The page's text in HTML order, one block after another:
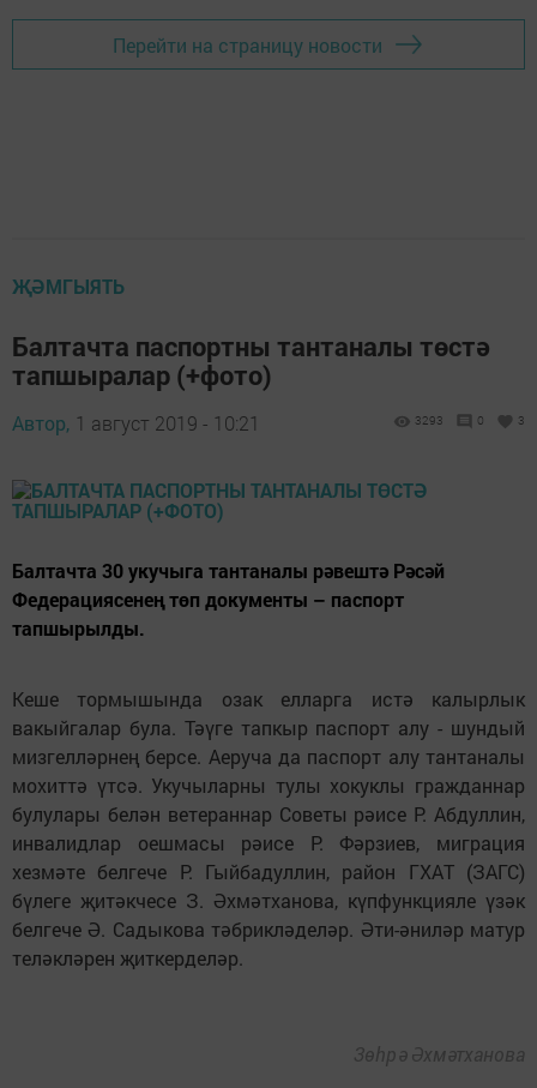
Перейти на страницу новости
ҖӘМГЫЯТЬ
Балтачта паспортны тантаналы төстә
тапшыралар (+фото)
Автор, 1 август 2019 - 10:21 3293 0 3
Балтачта 30 укучыга тантаналы рәвештә Рәсәй
Федерациясенең төп документы – паспорт
тапшырылды.
Кеше тормышында озак елларга истә калырлык
вакыйгалар була. Тәүге тапкыр паспорт алу - шундый
мизгелләрнең берсе. Аеруча да паспорт алу тантаналы
мохиттә үтсә. Укучыларны тулы хокуклы гражданнар
булулары белән ветераннар Советы рәисе Р. Абдуллин,
инвалидлар оешмасы рәисе Р. Фәрзиев, миграция
хезмәте белгече Р. Гыйбадуллин, район ГХАТ (ЗАГС)
бүлеге җитәкчесе З. Әхмәтханова, күпфункцияле үзәк
белгече Ә. Садыкова тәбрикләделәр. Әти-әниләр матур
теләкләрен җиткерделәр.
Зөһрә Әхмәтханова